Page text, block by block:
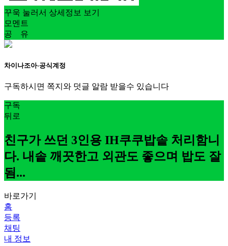
꾸욱 눌러서 상세정보 보기
모멘트
공 유
차이나조아-공식계정
구독하시면 쪽지와 덧글 알람 받을수 있습니다
구독
뒤로
친구가 쓰던 3인용 IH쿠쿠밥솥 처리함니
다. 내솥 깨끗한고 외관도 좋으며 밥도 잘
됨...
바로가기
홈
등록
채팅
내 정보